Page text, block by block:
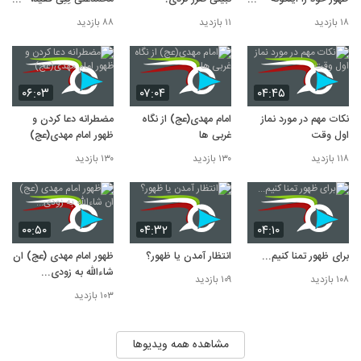
معرفی خواهند کرد...
۱۸ بازدید ۱۱ بازدید
اسطوره ی بوکس جهان
درمورد خدا
۸۸ بازدید
۰۴:۴۵
نکات مهم در مورد نماز
اول وقت
۱۱۸ بازدید
۰۷:۰۴
امام مهدی(عج) از نگاه
غربی ها
۱۳۰ بازدید
۰۶:۰۳
مضطرانه دعا کردن و
ظهور امام مهدی(عج)
۱۳۰ بازدید
۰۴:۱۰
برای ظهور تمنا کنیم...
۱۰۸ بازدید
۰۴:۳۲
انتظار آمدن یا ظهور؟
۱۰۹ بازدید
۰۰:۵۰
ظهور امام مهدی (عج) ان
شاءالله به زودی...
۱۰۳ بازدید
مشاهده همه ویدیوها